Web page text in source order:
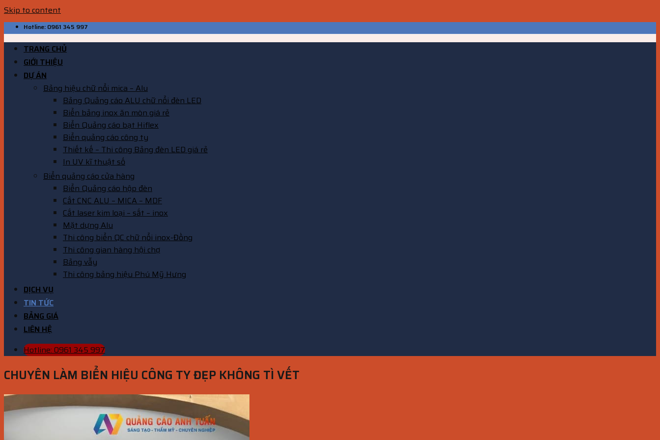
Skip to content
Hotline: 0961 345 997
TRANG CHỦ
GIỚI THIỆU
DỰ ÁN
Bảng hiệu chữ nổi mica – Alu
Bảng Quảng cáo ALU chữ nổi đèn LED
Biển bảng inox ăn mòn giá rẻ
Biển Quảng cáo bạt Hiflex
Biển quảng cáo công ty
Thiết kế – Thi công Bảng đèn LED giá rẻ
In UV kĩ thuật số
Biển quảng cáo cửa hàng
Biển Quảng cáo hộp đèn
Cắt CNC ALU – MICA – MDF
Cắt laser kim loại – sắt – inox
Mặt dựng Alu
Thi công biển QC chữ nổi inox-Đồng
Thi công gian hàng hội chợ
Bảng vẫy
Thi công bảng hiệu Phú Mỹ Hưng
DỊCH VỤ
TIN TỨC
BẢNG GIÁ
LIÊN HỆ
Hotline: 0961 345 997
CHUYÊN LÀM BIỂN HIỆU CÔNG TY ĐẸP KHÔNG TÌ VẾT